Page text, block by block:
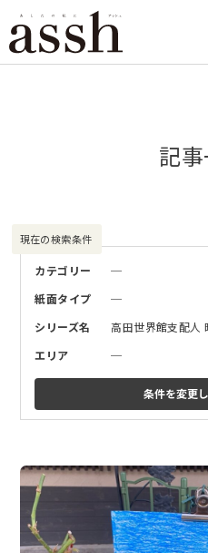
記
現在の検索条件
カテゴリー
─
紙面タイプ
─
シリーズ名
高田世界館支配人
エリア
─
条件を変更